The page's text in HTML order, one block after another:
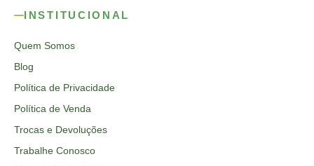
INSTITUCIONAL
Quem Somos
Blog
Política de Privacidade
Política de Venda
Trocas e Devoluções
Trabalhe Conosco